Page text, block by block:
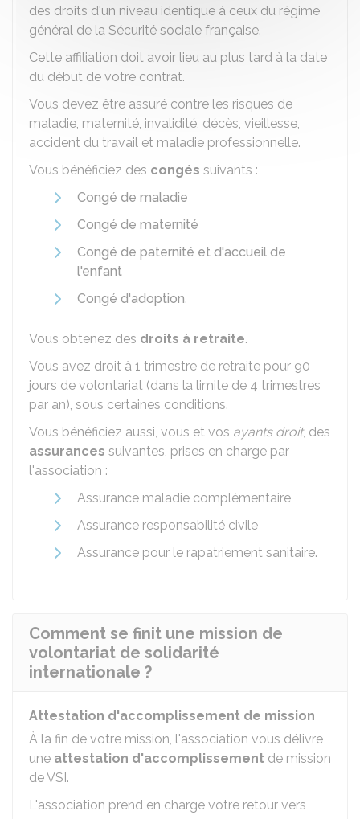
des droits d'un niveau identique à ceux du régime
général de la Sécurité sociale française.
Cette affiliation doit avoir lieu au plus tard à la date
du début de votre contrat.
Vous devez être assuré contre les risques de
maladie, maternité, invalidité, décès, vieillesse,
accident du travail et maladie professionnelle.
Vous bénéficiez des congés suivants :
Congé de maladie
Congé de maternité
Congé de paternité et d'accueil de
l'enfant
Congé d'adoption.
Vous obtenez des droits à retraite.
Vous avez droit à 1 trimestre de retraite pour 90
jours de volontariat (dans la limite de 4 trimestres
par an), sous certaines conditions.
Vous bénéficiez aussi, vous et vos ayants droit, des
assurances suivantes, prises en charge par
l'association :
Assurance maladie complémentaire
Assurance responsabilité civile
Assurance pour le rapatriement sanitaire.
Comment se finit une mission de
volontariat de solidarité
internationale ?
Attestation d'accomplissement de mission
À la fin de votre mission, l'association vous délivre
une attestation d'accomplissement de mission
de VSI.
L'association prend en charge votre retour vers